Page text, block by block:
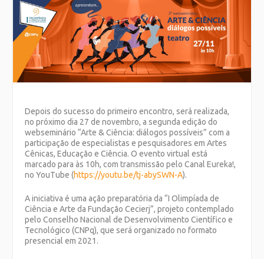
Depois do sucesso do primeiro encontro, será realizada,
no próximo dia 27 de novembro, a segunda edição do
webseminário “Arte & Ciência: diálogos possíveis” com a
participação de especialistas e pesquisadores em Artes
Cênicas, Educação e Ciência. O evento virtual está
marcado para às 10h, com transmissão pelo Canal Eureka!,
no YouTube (https://youtu.be/tj-abySWN-A).
A iniciativa é uma ação preparatória da “I Olimpíada de
Ciência e Arte da Fundação Cecierj”, projeto contemplado
pelo Conselho Nacional de Desenvolvimento Científico e
Tecnológico (CNPq), que será organizado no formato
presencial em 2021.